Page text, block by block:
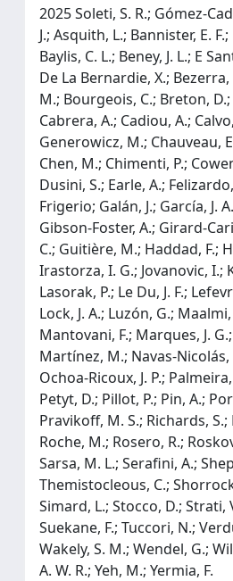
2025 Soleti, S. R.; Gómez-
J.; Asquith, L.; Bannister, E.
Baylis, C. L.; Beney, J. L.; E
De La Bernardie, X.; Bezerra,
M.; Bourgeois, C.; Breton,
Cabrera, A.; Cadiou, A.;
Generowicz, M.; Chauveau,
Chen, M.; Chimenti, P.;
Dusini, S.; Earle, A.;
Frigerio; Galán, J.; García, J.
Gibson-Foster, A.; Girard-
C.; Guitière, M.; Haddad, F.;
Irastorza, I. G.; Jovanovic, I.;
Lasorak, P.; Le Du, J. F.;
Lock, J. A.; Luzón, G.; Maalmi,
Mantovani, F.; Marques, J.
Martínez, M.; Navas-
Ochoa-Ricoux, J. P.;
Petyt, D.; Pillot, P.; Pin, A.;
Pravikoff, M. S.; Richards,
Roche, M.; Rosero, R.;
Sarsa, M. L.; Serafini, A.;
Themistocleous, C.;
Simard, L.; Stocco, D.; Strati,
Suekane, F.; Tuccori, N.;
Wakely, S. M.; Wendel, G.;
A. W. R.; Yeh, M.; Yermia, F.